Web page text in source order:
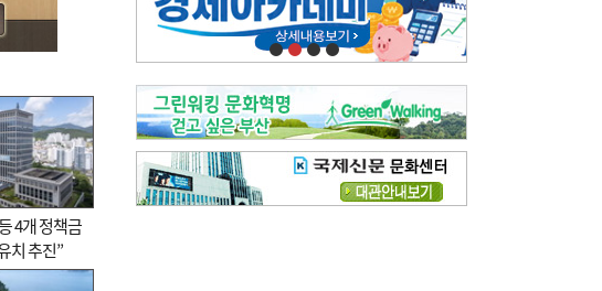
4개 정책금
치 추진”
오늘의 날씨-[전체보기]
오늘의 날씨- 2026년 8월 6일
오늘의 날씨- 2026년 8월 5일
우리 결혼해요-[전체보기]
우리 결혼해요- 김홍윤·정세빈 커플